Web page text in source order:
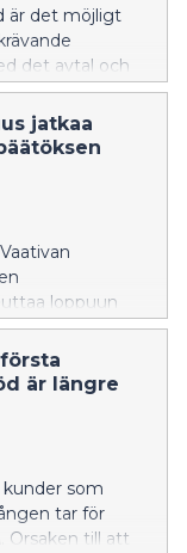
fall
ska FPA delta
är det möjligt
det avtal och
som för
krävande
jatkaa
loppuun
Tämä koskee
kuntoutuksen
är längre
som
tar för
Orsaken till att